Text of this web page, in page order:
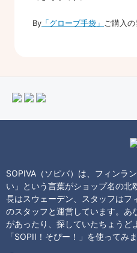
By 「グローブ手袋」 ご購入
SOPIVA（ソピバ）は、フィンラ
い」という言葉がショップ名の
長はスウェーデン、スタッフはフ
のスタッフと運営しています。あ
があったり、探していたちょうど
「SOPII！そぴー！」を使ってみ